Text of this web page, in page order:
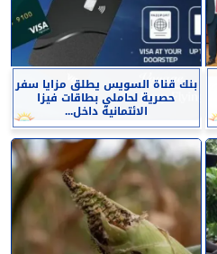
بنك قناة السويس يطلق مزايا سفر
حصرية لحاملي بطاقات فيزا
الائتمانية داخل...